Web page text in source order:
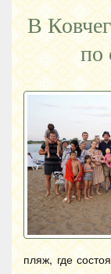
В
по
пляж, где